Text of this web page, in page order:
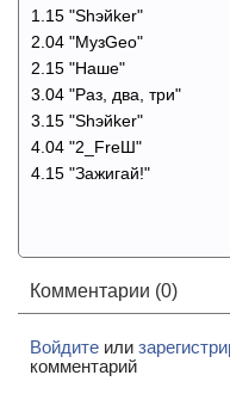
1.15 "Shэйker"
2.04 "MузGeo"
2.15 "Наше"
3.04 "Раз, два, три"
3.15 "Shэйker"
4.04 "2_FreШ"
4.15 "Зажигай!"
Комментарии (0)
Войдите или
комментарий